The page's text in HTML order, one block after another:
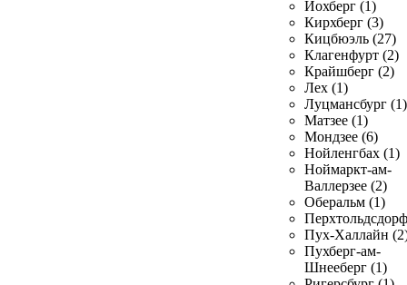
Йохберг (1)
Кирхберг (3)
Кицбюэль (27)
Клагенфурт (2)
Крайшберг (2)
Лех (1)
Луцмансбург (1)
Матзее (1)
Мондзее (6)
Нойленгбах (1)
Ноймаркт-ам-
Валлерзее (2)
Оберальм (1)
Пух-Халлайн
Пухберг-ам-
Шнееберг (1)